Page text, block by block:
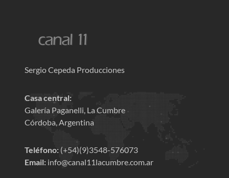
Sergio Cepeda Producciones
Casa central:
Galería Paganelli, La Cumbre
Córdoba, Argentina
Teléfono: (+54)(9)3548-576073
Email: info@canal11lacumbre.com.ar